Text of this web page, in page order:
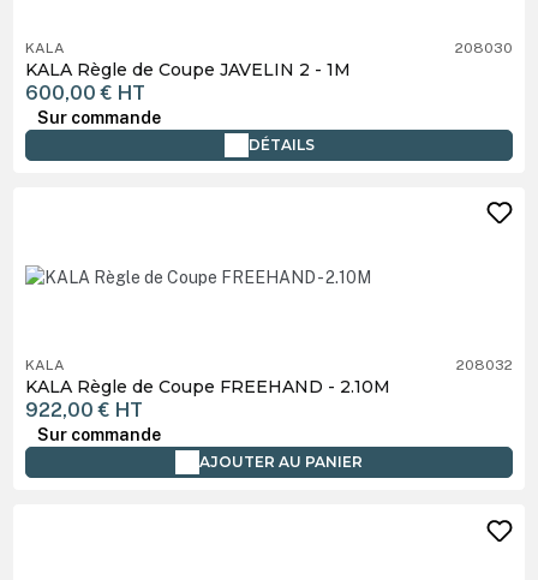
KALA 208030
KALA Règle de Coupe JAVELIN 2 - 1M
600,00 € HT
Sur commande
DÉTAILS
KALA 208032
KALA Règle de Coupe FREEHAND - 2.10M
922,00 € HT
Sur commande
AJOUTER AU PANIER